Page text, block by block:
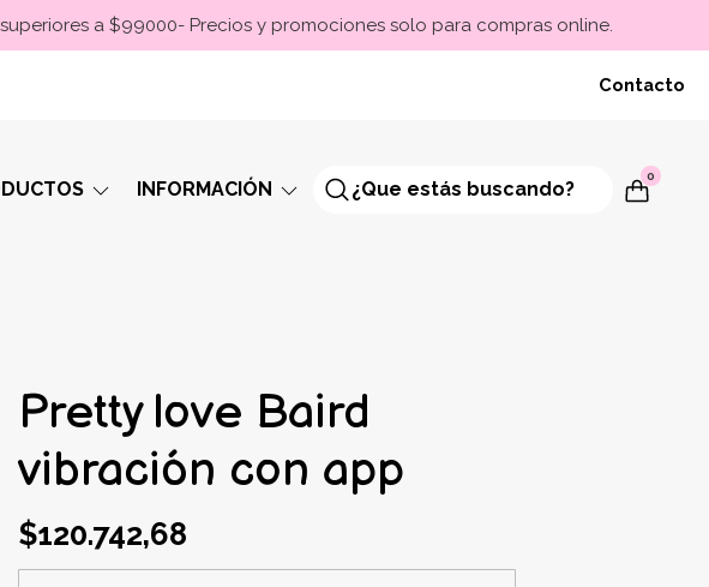
a $99000- Precios y promociones solo para compras online.
Contacto
INFORMACIÓN
0
Pretty love Baird
vibración con app
$120.742,68